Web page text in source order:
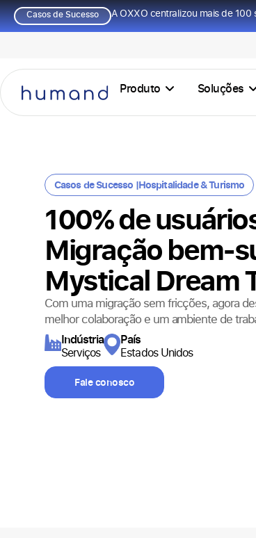
Casos de Sucesso A OXXO centralizou mais de
Produto Soluções
Casos de Sucesso |Hospitalidade & Turismo
100% de
Migração bem-
Mystical Dream
Com uma migração sem fricções, agora
melhor colaboração e um ambiente de
Indústria
Serviços
País
Estados Unidos
Fale conosco